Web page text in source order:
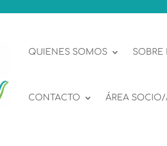
QUIENES SOMOS
CONTACTO ÁREA